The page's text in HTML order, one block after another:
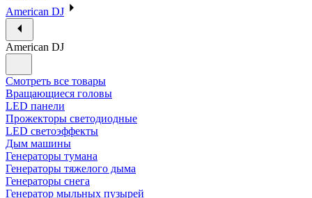
American DJ
American DJ
Смотреть все товары
Вращающиеся головы
LED панели
Прожекторы светодиодные
LED светоэффекты
Дым машины
Генераторы тумана
Генераторы тяжелого дыма
Генераторы снега
Генератор мыльных пузырей